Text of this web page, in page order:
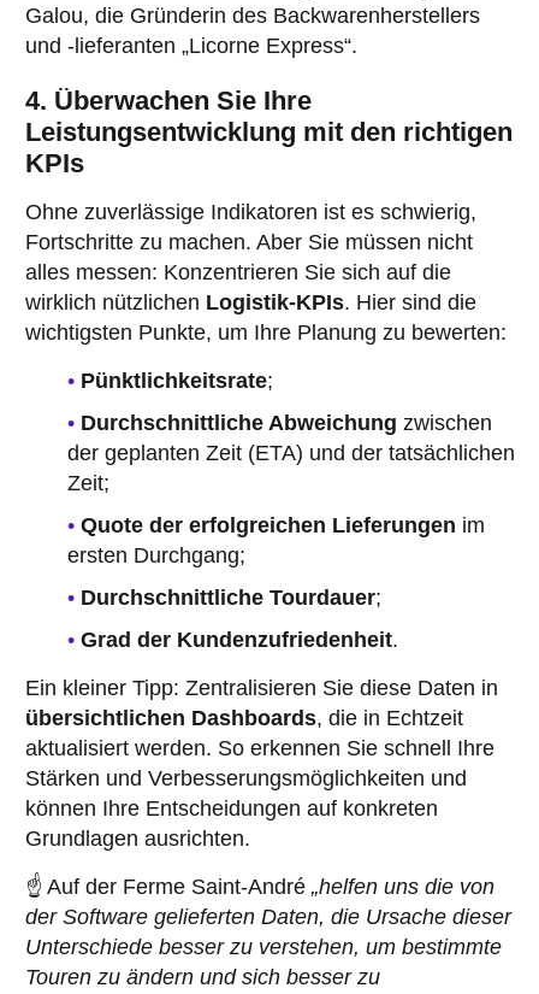
Galou, die Gründerin des Backwarenherstellers
und -lieferanten „Licorne Express“.
4. Überwachen Sie Ihre
Leistungsentwicklung mit den richtigen
KPIs
Ohne zuverlässige Indikatoren ist es schwierig,
Fortschritte zu machen. Aber Sie müssen nicht
alles messen: Konzentrieren Sie sich auf die
wirklich nützlichen Logistik-KPIs. Hier sind die
wichtigsten Punkte, um Ihre Planung zu bewerten:
Pünktlichkeitsrate;
Durchschnittliche Abweichung zwischen
der geplanten Zeit (ETA) und der tatsächlichen
Zeit;
Quote der erfolgreichen Lieferungen im
ersten Durchgang;
Durchschnittliche Tourdauer;
Grad der Kundenzufriedenheit.
Ein kleiner Tipp: Zentralisieren Sie diese Daten in
übersichtlichen Dashboards, die in Echtzeit
aktualisiert werden. So erkennen Sie schnell Ihre
Stärken und Verbesserungsmöglichkeiten und
können Ihre Entscheidungen auf konkreten
Grundlagen ausrichten.
☝️ Auf der Ferme Saint-André „helfen uns die von
der Software gelieferten Daten, die Ursache dieser
Unterschiede besser zu verstehen, um bestimmte
Touren zu ändern und sich besser zu